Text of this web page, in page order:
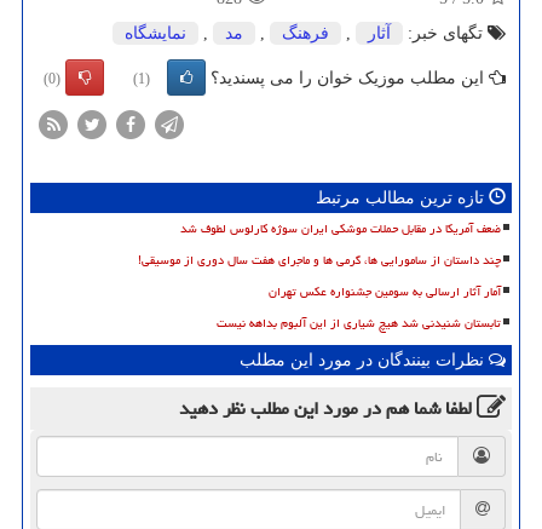
تگهای خبر:
آثار , فرهنگ , مد , نمایشگاه
این مطلب موزیک خوان را می پسندید؟ (1)
(0)
تازه ترین مطالب مرتبط
ضعف آمریکا در مقابل حملات موشکی ایران سوژه کارلوس لطوف شد
چند داستان از سامورایی ها، گرمی ها و ماجرای هفت سال دوری از موسیقی!
آمار آثار ارسالی به سومین جشنواره عکس تهران
تابستان شنیدنی شد هیچ شیاری از این آلبوم بداهه نیست
نظرات بینندگان در مورد این مطلب
لطفا شما همدر مورد این مطلبنظر دهید